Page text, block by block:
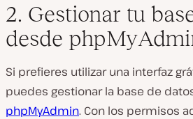
2. Gestionar tu
desde
Si prefieres utilizar una interfaz
puedes gestionar la base de
phpMyAdmin. Con los permisos